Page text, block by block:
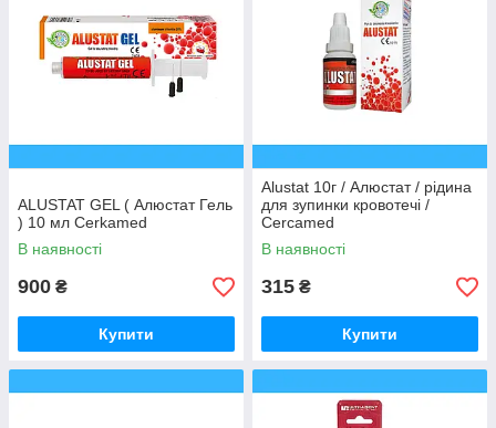
ALUSTAT GEL ( Алюстат Гель
) 10 мл Cerkamed
В наявності
900 ₴
Купити
Alustat 10г / Алюстат / рідина
для зупинки кровотечі /
Cercamed
В наявності
315 ₴
Купити